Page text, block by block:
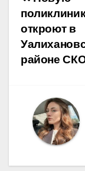
по
откроют в
районе